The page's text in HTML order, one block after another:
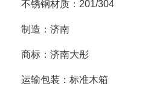
不锈钢材质：201/304
制造：济南
商标：济南大彤
运输包装：标准木箱